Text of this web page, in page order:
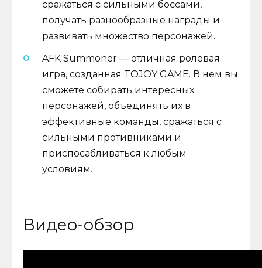
сражаться с сильными боссами,
получать разнообразные награды и
развивать множество персонажей.
AFK Summoner — отличная ролевая
игра, созданная TOJOY GAME. В нем вы
сможете собирать интересных
персонажей, объединять их в
эффективные команды, сражаться с
сильными противниками и
приспосабливаться к любым
условиям.
Видео-обзор